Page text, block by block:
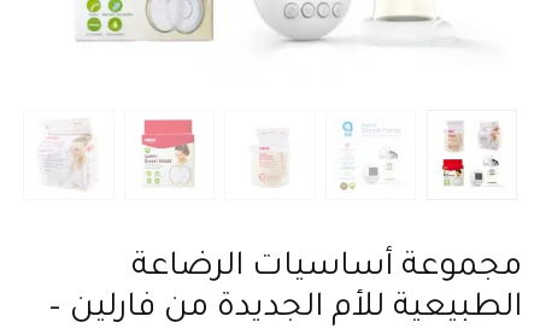
مجموعة أساسيات الرضاعة
الطبيعية للأم الجديدة من فارلين –